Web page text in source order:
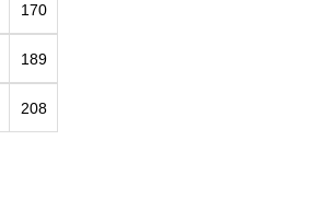
170
189
208